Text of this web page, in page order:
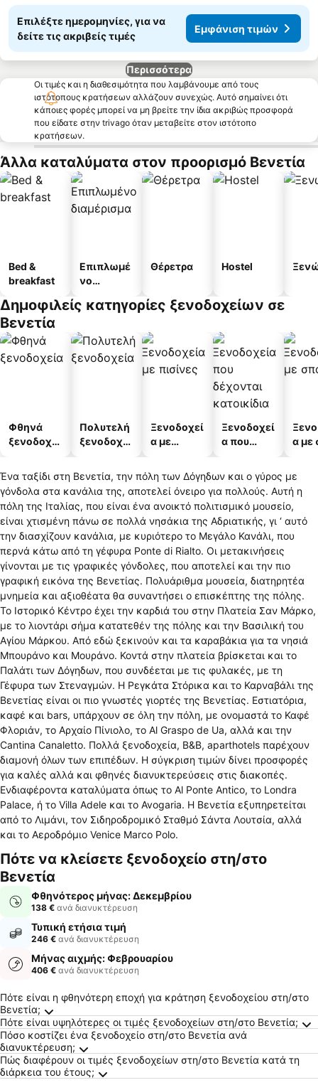
Επιλέξτε ημερομηνίες, για να
δείτε τις ακριβείς τιμές
Εμφάνιση τιμών
Περισσότερα
Οι τιμές και η διαθεσιμότητα που λαμβάνουμε από τους
ιστότοπους κρατήσεων αλλάζουν συνεχώς. Αυτό σημαίνει ότι
κάποιες φορές μπορεί να μη βρείτε την ίδια ακριβώς προσφορά
που είδατε στην trivago όταν μεταβείτε στον ιστότοπο
κρατήσεων.
Άλλα καταλύματα στον προορισμό Βενετία
Bed &
breakfast
Επιπλωμέ
νο
α
Θέρετρα Hostel
Δημοφιλείς κατηγορίες ξενοδοχείων σε
Βενετία
Φθηνά
ξενοδοχεί
Πολυτελή
ξενοδοχεί
Ξενοδοχεί
α με
Ξενοδοχεί
α που
κατοικίδι
α
α με
Ένα ταξίδι στη Βενετία, την πόλη των Δόγηδων και ο γύρος με
γόνδολα στα κανάλια της, αποτελεί όνειρο για πολλούς. Αυτή η
πόλη της Ιταλίας, που είναι ένα ανοικτό πολιτισμικό μουσείο,
είναι χτισμένη πάνω σε πολλά νησάκια της Αδριατικής, γι ‘ αυτό
την διασχίζουν κανάλια, με κυριότερο το Μεγάλο Κανάλι, που
περνά κάτω από τη γέφυρα Ponte di Rialto. Οι μετακινήσεις
γίνονται με τις γραφικές γόνδολες, που αποτελεί και την πιο
γραφική εικόνα της Βενετίας. Πολυάριθμα μουσεία, διατηρητέα
μνημεία και αξιοθέατα θα συναντήσει ο επισκέπτης της πόλης.
Το Ιστορικό Κέντρο έχει την καρδιά του στην Πλατεία Σαν Μάρκο,
με το λιοντάρι σήμα κατατεθέν της πόλης και την Βασιλική του
Αγίου Μάρκου. Από εδώ ξεκινούν και τα καραβάκια για τα νησιά
Μπουράνο και Μουράνο. Κοντά στην πλατεία βρίσκεται και το
Παλάτι των Δόγηδων, που συνδέεται με τις φυλακές, με τη
Γέφυρα των Στεναγμών. Η Ρεγκάτα Στόρικα και το Καρναβάλι της
Βενετίας είναι οι πιο γνωστές γιορτές της Βενετίας. Εστιατόρια,
καφέ και bars, υπάρχουν σε όλη την πόλη, με ονομαστά το Καφέ
Φλοριάν, το Αρχαίο Πίνιολο, το Al Graspo de Ua, αλλά και την
Cantina Canaletto. Πολλά ξενοδοχεία, B&B, aparthotels παρέχουν
διαμονή όλων των επιπέδων. Η σύγκριση τιμών δίνει προσφορές
για καλές αλλά και φθηνές διανυκτερεύσεις στις διακοπές.
Ενδιαφέροντα καταλύματα όπως το Al Ponte Antico, το Londra
Palace, ή το Villa Adele και το Avogaria. Η Βενετία εξυπηρετείται
από το Λιμάνι, τον Σιδηροδρομικό Σταθμό Σάντα Λουτσία, αλλά
και το Αεροδρόμιο Venice Marco Polo.
Πότε να κλείσετε ξενοδοχείο στη/στο
Βενετία
Φθηνότερος μήνας: Δεκεμβρίου
138 € ανά διανυκτέρευση
Τυπική ετήσια τιμή
246 € ανά διανυκτέρευση
Μήνας αιχμής: Φεβρουαρίου
406 € ανά διανυκτέρευση
Συχνές Ερωτήσεις για τον προορισμό
Πότε είναι η φθηνότερη εποχή για κράτηση ξενοδοχείου στη/στο
Βενετία;
Πότε είναι υψηλότερες οι τιμές ξενοδοχείων στη/στο Βενετία;
Πόσο κοστίζει ένα ξενοδοχείο στη/στο Βενετία ανά
διανυκτέρευση;
Πώς διαφέρουν οι τιμές ξενοδοχείων στη/στο Βενετία κατά τη
διάρκεια του έτους;